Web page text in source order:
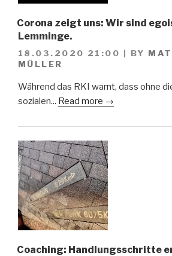
Corona zeigt uns: Wir sind
Lemminge.
18.03.2020 21:00 BY
MÜLLER
Während das RKI warnt, dass ohne
sozialen... Read more →
Coaching: Handlungsschritte